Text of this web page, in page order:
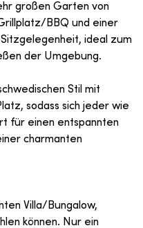
großen Garten von
BBQ und einer
ideal zum
der Umgebung.
Stil mit
sodass sich jeder wie
für einen entspannten
charmanten
Villa/Bungalow,
können. Nur ein